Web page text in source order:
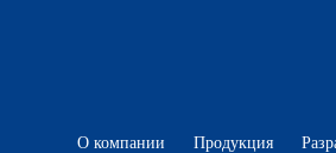
О компании Продукция